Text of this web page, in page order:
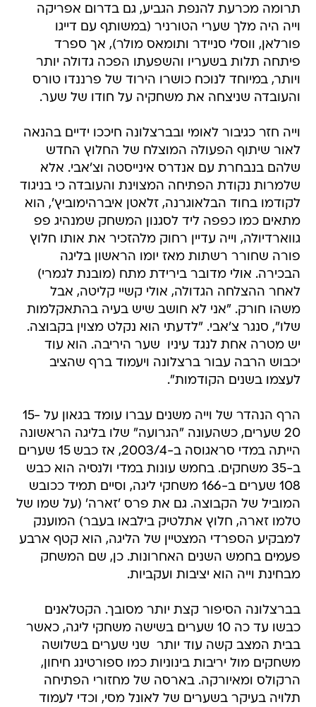
תרומה מכרעת להנפת הגביע, גם בדרום אפריקה
וייה היה מלך שערי הטורניר (במשותף עם דייגו
פורלאן, ווסלי סניידר ותומאס מולר), אך ספרד
פיתחה תלות בשעריו והשפעתו הפכה גדולה יותר
ויותר, במיוחד לנוכח כושרו הירוד של פרננדו טורס
והעובדה שניצחה את משחקיה על חודו של שער.
וייה חזר כגיבור לאומי ובברצלונה חיככו ידיים בהנאה
לאור שיתוף הפעולה המוצלח של החלוץ החדש
שלהם בנבחרת עם אנדרס אינייסטה וצ'אבי. אלא
שלמרות נקודת הפתיחה המצוינת והעובדה כי בניגוד
לקודמו בחוד הבלאוגרנה, זלאטן איברהימוביץ', הוא
מתאים כמו כפפה ליד לסגנון המשחק שמנהיג פפ
גווארדיולה, וייה עדיין רחוק מלהזכיר את אותו חלוץ
פורה שחורר רשתות מאז יומו הראשון בליגה
הבכירה. אולי מדובר בירידת מתח (מובנת לגמרי)
לאחר ההצלחה הגדולה, אולי קשיי קליטה, אבל
משהו חורק. "אני לא חושב שיש בעיה בהתאקלמות
שלו", סנגר צ'אבי. "לדעתי הוא נקלט מצוין בקבוצה.
יש מטרה אחת לנגד עיניו  שער היריבה. הוא עוד
יכבוש הרבה עבור ברצלונה ויעמוד ברף שהציב
לעצמו בשנים הקודמות".
הרף הנהדר של וייה משנים עברו עומד בגאון על 15-
20 שערים, כשהעונה "הגרועה" שלו בליגה הראשונה
הייתה במדי סראגוסה ב-2003/4, אז כבש 15 שערים
ב-35 משחקים. בחמש עונות במדי ולנסיה הוא כבש
108 שערים ב-166 משחקי ליגה, וסיים תמיד ככובש
המוביל של הקבוצה. גם את פרס 'זארה' (על שמו של
טלמו זארה, חלוץ אתלטיק בילבאו בעבר) המוענק
למבקיע הספרדי המצטיין של הליגה, הוא קטף ארבע
פעמים בחמש השנים האחרונות. כן, שם המשחק
מבחינת וייה הוא יציבות ועקביות.
בברצלונה הסיפור קצת יותר מסובך. הקטלאנים
כבשו עד כה 10 שערים בשישה משחקי ליגה, כאשר
בבית המצב קשה עוד יותר  שני שערים בשלושה
משחקים מול יריבות בינוניות כמו ספורטינג חיחון,
הרקולס ומאיורקה. בארסה של מחזורי הפתיחה
תלויה בעיקר בשערים של לאונל מסי, וכדי לעמוד